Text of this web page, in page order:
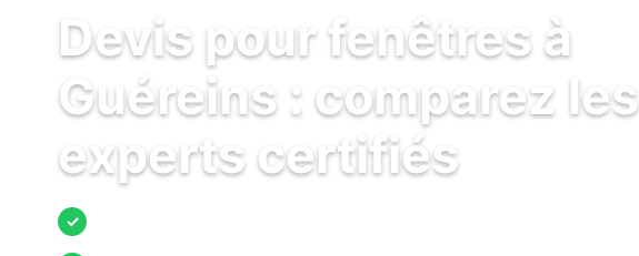
Devis pour fenêtres à
Guéreins : comparez les
experts certifiés
✓